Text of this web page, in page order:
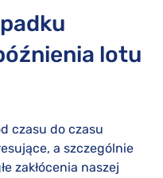
lotu
czasu do czasu
a szczególnie
zakłócenia naszej